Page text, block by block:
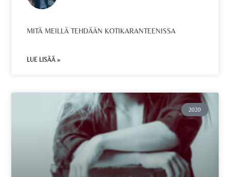
MITÄ MEILLÄ TEHDÄÄN KOTIKARANTEENISSA
LUE LISÄÄ »
2020